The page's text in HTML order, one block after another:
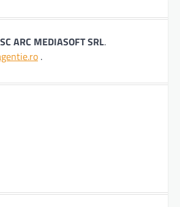
SC ARC MEDIASOFT SRL.
.